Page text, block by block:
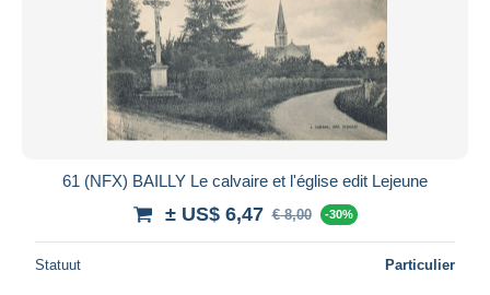
61 (NFX) BAILLY Le calvaire et l'église edit Lejeune
± US$ 6,47 € 8,00 -30%
Statuut Particulier